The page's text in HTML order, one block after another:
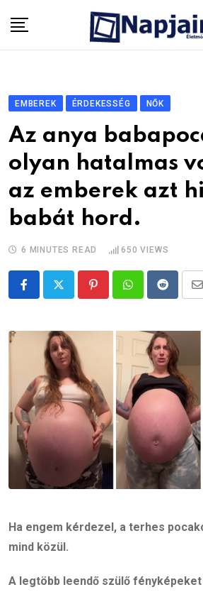
EMBEREK ÉRDEKESSÉG NŐK
Az anya
olyan hatalmas
az emberek azt
babát hord.
6 MINUTES READ 650 VIEWS
PinterestWhatsappReddit
Ha engem kérdezel, a terhes
mind közül.
A legtöbb leendő szülő